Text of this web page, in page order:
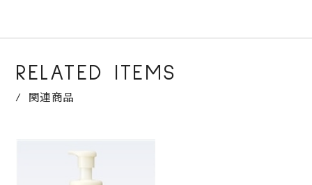
RELATED ITEMS
関連商品